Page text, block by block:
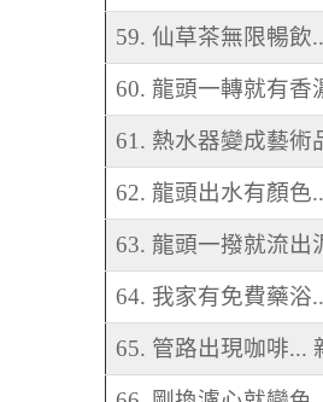
59. 仙草茶無限暢飲
60. 龍頭一轉就有香
61. 熱水器變成藝術
62. 龍頭出水有顏色
63. 龍頭一撥就流出
64. 我家有免費藥浴
65. 管路出現咖啡...